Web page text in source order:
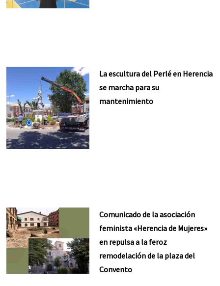
La escultura del Perlé en Herencia
se marcha para su
mantenimiento
Comunicado de la asociación
feminista «Herencia de Mujeres»
en repulsa a la feroz
remodelación de la plaza del
Convento